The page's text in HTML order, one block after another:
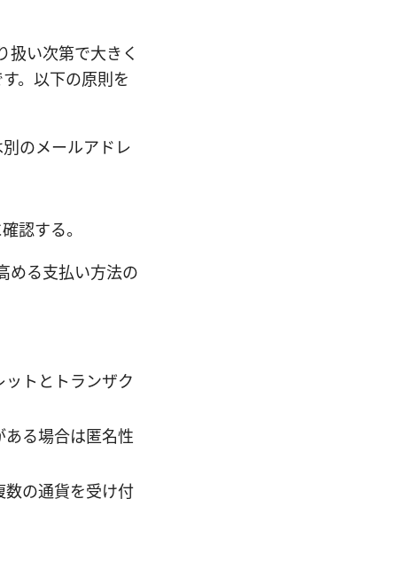
扱い次第で大きく
。以下の原則を
のメールアドレ
認する。
める支払い方法の
トとトランザク
る場合は匿名性
数の通貨を受け付